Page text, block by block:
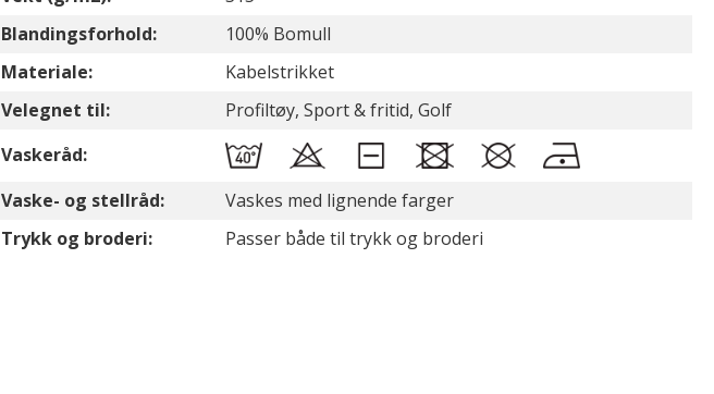
Blandingsforhold:
100% Bomull
Materiale:
Kabelstrikket
Velegnet til:
Profiltøy, Sport & fritid, Golf
Vaskeråd:
Vaske- og stellråd:
Vaskes med lignende farger
Trykk og broderi:
Passer både til trykk og broderi